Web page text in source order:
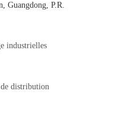
Guangdong, P.R.
industrielles
distribution